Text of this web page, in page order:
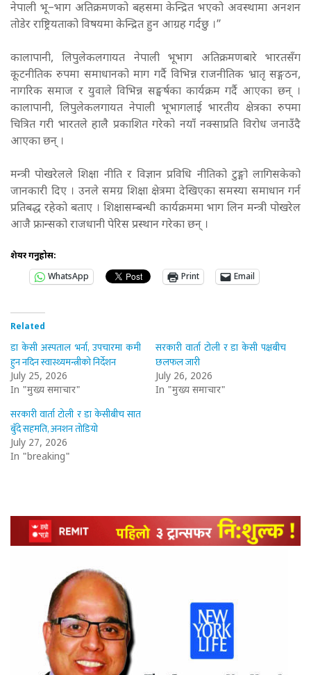
नेपाली भू–भाग अतिक्रमणको बहसमा केन्द्रित भएको अवस्थामा अनशन
तोडेर राष्ट्रियताको विषयमा केन्द्रित हुन आग्रह गर्दछु ।”
कालापानी, लिपुलेकलगायत नेपाली भूभाग अतिक्रमणबारे भारतसँग
कूटनीतिक रुपमा समाधानको माग गर्दै विभिन्न राजनीतिक भ्रातृ सङ्गठन,
नागरिक समाज र युवाले विभिन्न सङ्घर्षका कार्यक्रम गर्दै आएका छन् ।
कालापानी, लिपुलेकलगायत नेपाली भूभागलाई भारतीय क्षेत्रका रुपमा
चित्रित गरी भारतले हालै प्रकाशित गरेको नयाँ नक्साप्रति विरोध जनाउँदै
आएका छन् ।
मन्त्री पोखरेलले शिक्षा नीति र विज्ञान प्रविधि नीतिको टुङ्गो लागिसकेको
जानकारी दिए । उनले समग्र शिक्षा क्षेत्रमा देखिएका समस्या समाधान गर्न
प्रतिबद्ध रहेको बताए । शिक्षासम्बन्धी कार्यक्रममा भाग लिन मन्त्री पोखरेल
आजै फ्रान्सको राजधानी पेरिस प्रस्थान गरेका छन् ।
शेयर गर्नुहोस:
WhatsApp
Print Email
Related
डा केसी अस्पताल भर्ना, उपचारमा कमी
हुन नदिन स्वास्थ्यमन्त्रीको निर्देशन
July 25, 2026
In "मुख्य समाचार"
सरकारी वार्ता टोली र डा केसी पक्षबीच
छलफल जारी
July 26, 2026
In "मुख्य समाचार"
सरकारी वार्ता टोली र डा केसीबीच सात
बुँदे सहमति, अनशन तोडियो
July 27, 2026
In "breaking"